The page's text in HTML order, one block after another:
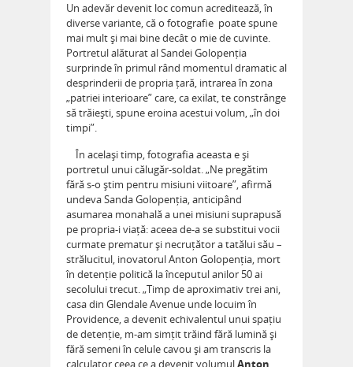
Un adevăr devenit loc comun acreditează, în
diverse variante, că o fotografie poate spune
mai mult și mai bine decât o mie de cuvinte.
Portretul alăturat al Sandei Golopenția
surprinde în primul rând momentul dramatic al
desprinderii de propria țară, intrarea în zona
„patriei interioare” care, ca exilat, te constrânge
să trăiești, spune eroina acestui volum, „în doi
timpi”.
În același timp, fotografia aceasta e și
portretul unui călugăr-soldat. „Ne pregătim
fără s-o știm pentru misiuni viitoare”, afirmă
undeva Sanda Golopenția, anticipând
asumarea monahală a unei misiuni suprapusă
pe propria-i viață: aceea de-a se substitui vocii
curmate prematur și necruțător a tatălui său –
strălucitul, inovatorul Anton Golopenția, mort
în detenție politică la începutul anilor 50 ai
secolului trecut. „Timp de aproximativ trei ani,
casa din Glendale Avenue unde locuim în
Providence, a devenit echivalentul unui spațiu
de detenție, m-am simțit trăind fără lumină și
fără semeni în celule cavou și am transcris la